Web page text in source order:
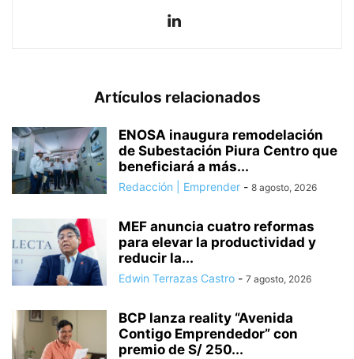
Artículos relacionados
ENOSA inaugura remodelación
de Subestación Piura Centro que
beneficiará a más...
Redacción | Emprender - 8 agosto, 2026
MEF anuncia cuatro reformas
para elevar la productividad y
reducir la...
Edwin Terrazas Castro - 7 agosto, 2026
BCP lanza reality “Avenida
Contigo Emprendedor” con
premio de S/ 250...